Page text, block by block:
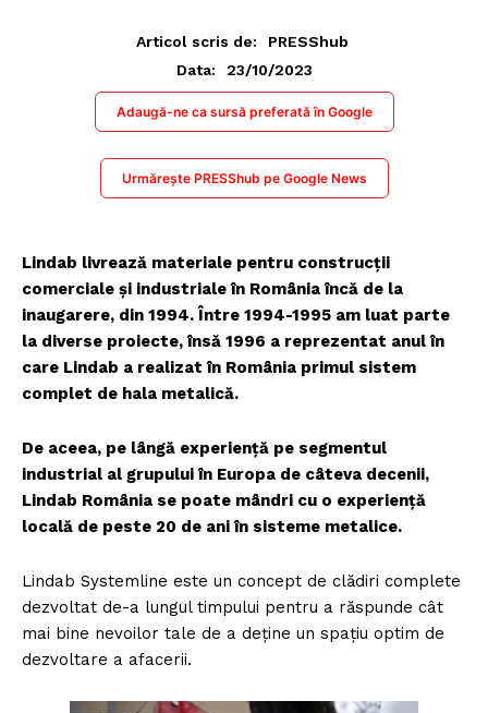
Articol scris de:
PRESShub
Data:
23/10/2023
Adaugă-ne ca sursă preferată în Google
Urmărește PRESShub pe Google News
Lindab livrează materiale pentru construcții
comerciale și industriale în România încă de la
inaugarere, din 1994. Între 1994-1995 am luat parte
la diverse proiecte, însă 1996 a reprezentat anul în
care Lindab a realizat în România primul sistem
complet de hala metalică.
De aceea, pe lângă experiență pe segmentul
industrial al grupului în Europa de câteva decenii,
Lindab România se poate mândri cu o experiență
locală de peste 20 de ani în sisteme metalice.
Lindab Systemline este un concept de clădiri complete
dezvoltat de-a lungul timpului pentru a răspunde cât
mai bine nevoilor tale de a deține un spațiu optim de
dezvoltare a afacerii.